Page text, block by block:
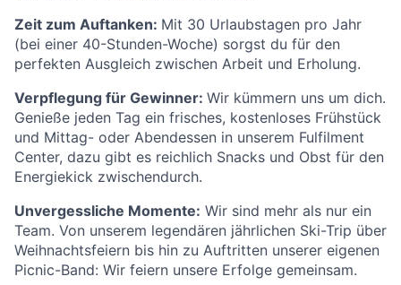
Zeit zum Auftanken: Mit 30 Urlaubstagen pro Jahr
(bei einer 40-Stunden-Woche) sorgst du für den
perfekten Ausgleich zwischen Arbeit und Erholung.
Verpflegung für Gewinner: Wir kümmern uns um dich.
Genieße jeden Tag ein frisches, kostenloses Frühstück
und Mittag- oder Abendessen in unserem Fulfilment
Center, dazu gibt es reichlich Snacks und Obst für den
Energiekick zwischendurch.
Unvergessliche Momente: Wir sind mehr als nur ein
Team. Von unserem legendären jährlichen Ski-Trip über
Weihnachtsfeiern bis hin zu Auftritten unserer eigenen
Picnic-Band: Wir feiern unsere Erfolge gemeinsam.